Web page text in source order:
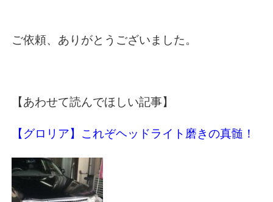
ご依頼、ありがとうございました。
【あわせて読んでほしい記事】
【グロリア】これぞヘッドライト磨きの真髄！